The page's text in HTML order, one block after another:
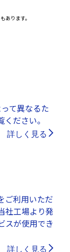
あります。
て異なるた
ださい。
詳しく見る
ご利用いただ
社工場より発
スが使用でき
詳しく見る